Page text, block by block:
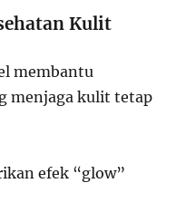
Kulit
membantu
menjaga kulit tetap
efek “glow”